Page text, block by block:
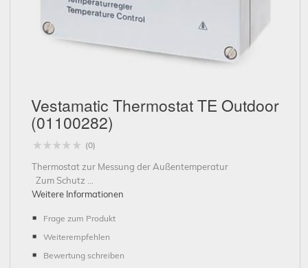
Vestamatic Thermostat TE Outdoor
(01100282)
(0)
Thermostat zur Messung der Außentemperatur
Zum Schutz ...
Weitere Informationen
Frage zum Produkt
Weiterempfehlen
Bewertung schreiben